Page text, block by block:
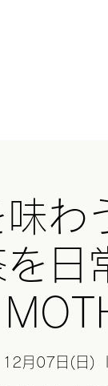
わ
を日
12月07日(日)